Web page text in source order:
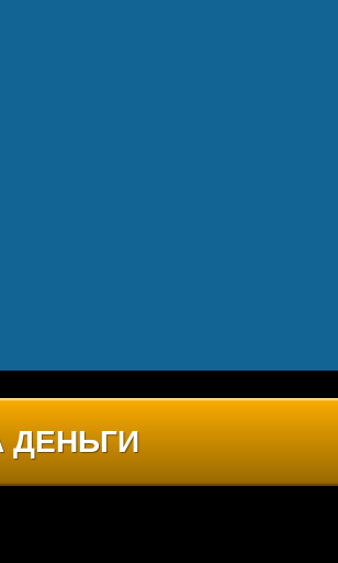
ДЕНЬГИ